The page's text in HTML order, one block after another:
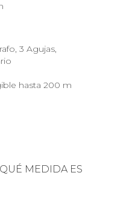
3 Agujas,
hasta 200 m
MEDIDA ES